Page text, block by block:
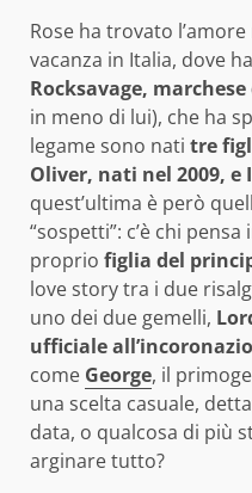
Rose ha trovato
vacanza in Italia, dove
Rocksavage,
in meno di lui), che ha
legame sono nati tre
Oliver, nati nel 2009, e
quest’ultima è però
“sospetti”: c’è chi
proprio figlia del
love story tra i due
uno dei due gemelli,
ufficiale
come George, il
una scelta casuale,
data, o qualcosa di più
arginare tutto?